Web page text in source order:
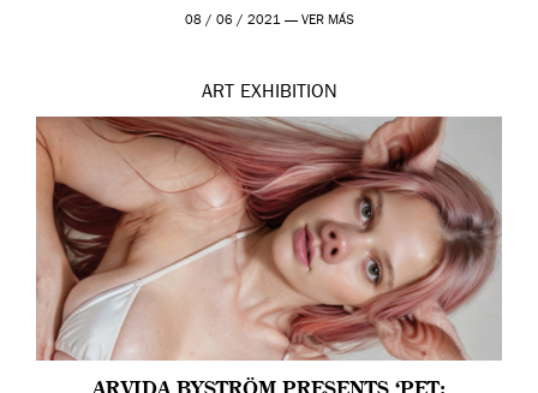
Madrid y la Wellcome […]
08 / 06 / 2021 — VER MÁS
ART EXHIBITION